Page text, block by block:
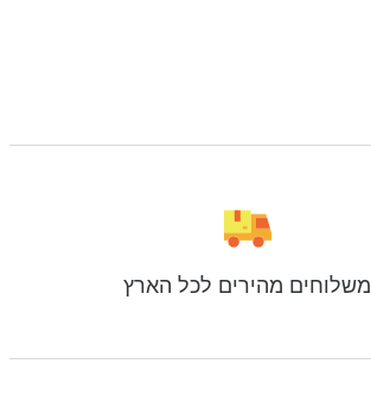
משלוחים מהירים לכל הארץ